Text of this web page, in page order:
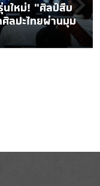
นใหม่! “ศิลป์สืบ
ลปะไทยผ่านมุม